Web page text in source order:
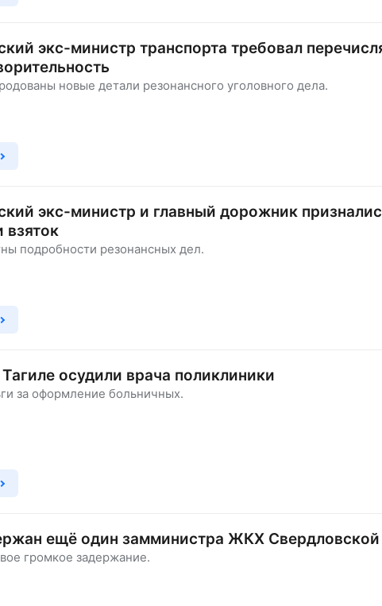
экс-министр транспорта требовал
новые детали резонансного уголовного дела.
экс-министр и главный дорожник
взяток
подробности резонансных дел.
осудили врача поликлиники
за оформление больничных.
ещё один замминистра ЖКХ Свердловской
громкое задержание.